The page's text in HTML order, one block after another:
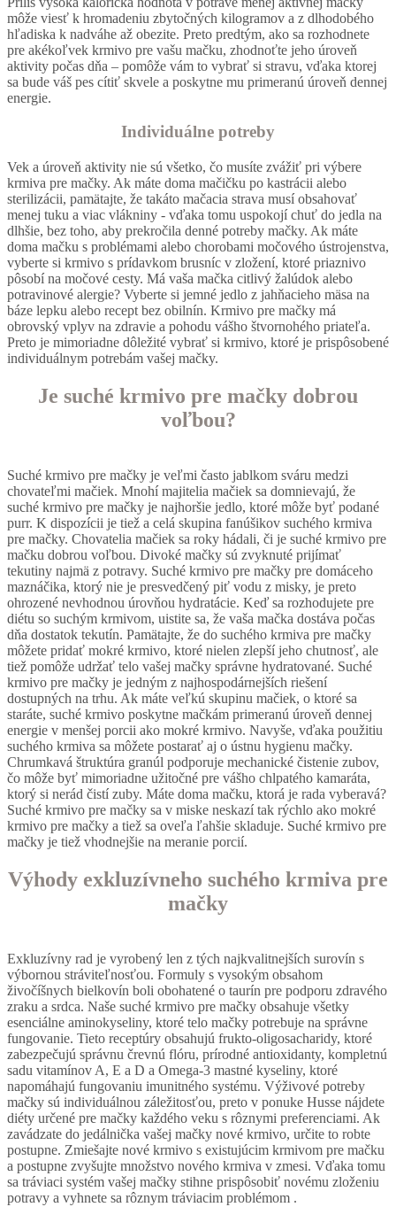
môže viesť k hromadeniu zbytočných kilogramov a z dlhodobého
hľadiska k nadváhe až obezite. Preto predtým, ako sa rozhodnete
pre akékoľvek krmivo pre vašu mačku, zhodnoťte jeho úroveň
aktivity počas dňa – pomôže vám to vybrať si stravu, vďaka ktorej
sa bude váš pes cítiť skvele a poskytne mu primeranú úroveň dennej
energie.
Individuálne potreby
Vek a úroveň aktivity nie sú všetko, čo musíte zvážiť pri výbere
krmiva pre mačky. Ak máte doma mačičku po kastrácii alebo
sterilizácii, pamätajte, že takáto mačacia strava musí obsahovať
menej tuku a viac vlákniny - vďaka tomu uspokojí chuť do jedla na
dlhšie, bez toho, aby prekročila denné potreby mačky. Ak máte
doma mačku s problémami alebo chorobami močového ústrojenstva,
vyberte si krmivo s prídavkom brusníc v zložení, ktoré priaznivo
pôsobí na močové cesty. Má vaša mačka citlivý žalúdok alebo
potravinové alergie? Vyberte si jemné jedlo z jahňacieho mäsa na
báze lepku alebo recept bez obilnín. Krmivo pre mačky má
obrovský vplyv na zdravie a pohodu vášho štvornohého priateľa.
Preto je mimoriadne dôležité vybrať si krmivo, ktoré je prispôsobené
individuálnym potrebám vašej mačky.
Je suché krmivo pre mačky dobrou
voľbou?
Suché krmivo pre mačky je veľmi často jablkom sváru medzi
chovateľmi mačiek. Mnohí majitelia mačiek sa domnievajú, že
suché krmivo pre mačky je najhoršie jedlo, ktoré môže byť podané
purr. K dispozícii je tiež a celá skupina fanúšikov suchého krmiva
pre mačky. Chovatelia mačiek sa roky hádali, či je suché krmivo pre
mačku dobrou voľbou. Divoké mačky sú zvyknuté prijímať
tekutiny najmä z potravy. Suché krmivo pre mačky pre domáceho
maznáčika, ktorý nie je presvedčený piť vodu z misky, je preto
ohrozené nevhodnou úrovňou hydratácie. Keď sa rozhodujete pre
diétu so suchým krmivom, uistite sa, že vaša mačka dostáva počas
dňa dostatok tekutín. Pamätajte, že do suchého krmiva pre mačky
môžete pridať mokré krmivo, ktoré nielen zlepší jeho chutnosť, ale
tiež pomôže udržať telo vašej mačky správne hydratované. Suché
krmivo pre mačky je jedným z najhospodárnejších riešení
dostupných na trhu. Ak máte veľkú skupinu mačiek, o ktoré sa
staráte, suché krmivo poskytne mačkám primeranú úroveň dennej
energie v menšej porcii ako mokré krmivo. Navyše, vďaka použitiu
suchého krmiva sa môžete postarať aj o ústnu hygienu mačky.
Chrumkavá štruktúra granúl podporuje mechanické čistenie zubov,
čo môže byť mimoriadne užitočné pre vášho chlpatého kamaráta,
ktorý si nerád čistí zuby. Máte doma mačku, ktorá je rada vyberavá?
Suché krmivo pre mačky sa v miske neskazí tak rýchlo ako mokré
krmivo pre mačky a tiež sa oveľa ľahšie skladuje. Suché krmivo pre
mačky je tiež vhodnejšie na meranie porcií.
Výhody exkluzívneho suchého krmiva pre
mačky
Exkluzívny rad je vyrobený len z tých najkvalitnejších surovín s
výbornou stráviteľnosťou. Formuly s vysokým obsahom
živočíšnych bielkovín boli obohatené o taurín pre podporu zdravého
zraku a srdca. Naše suché krmivo pre mačky obsahuje všetky
esenciálne aminokyseliny, ktoré telo mačky potrebuje na správne
fungovanie. Tieto receptúry obsahujú frukto-oligosacharidy, ktoré
zabezpečujú správnu črevnú flóru, prírodné antioxidanty, kompletnú
sadu vitamínov A, E a D a Omega-3 mastné kyseliny, ktoré
napomáhajú fungovaniu imunitného systému. Výživové potreby
mačky sú individuálnou záležitosťou, preto v ponuke Husse nájdete
diéty určené pre mačky každého veku s rôznymi preferenciami. Ak
zavádzate do jedálnička vašej mačky nové krmivo, určite to robte
postupne. Zmiešajte nové krmivo s existujúcim krmivom pre mačku
a postupne zvyšujte množstvo nového krmiva v zmesi. Vďaka tomu
sa tráviaci systém vašej mačky stihne prispôsobiť novému zloženiu
potravy a vyhnete sa rôznym tráviacim problémom .